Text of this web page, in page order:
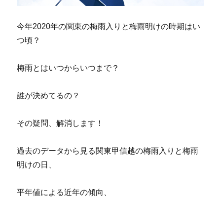
今年2020年の関東の梅雨入りと梅雨明けの時期はい
つ頃？
梅雨とはいつからいつまで？
誰が決めてるの？
その疑問、解消します！
過去のデータから見る関東甲信越の梅雨入りと梅雨
明けの日、
平年値による近年の傾向、